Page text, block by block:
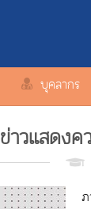
บุคลากร
ข่าวแสดง